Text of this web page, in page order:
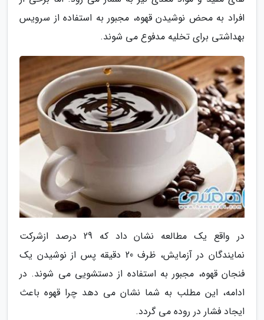
افراد به محض نوشیدن قهوه، مجبور به استفاده از سرویس
بهداشتی برای تخلیه مدفوع می شوند.
در واقع یک مطالعه نشان داد که 29 درصد ازشرکت
نمایندگان در آزمایش، ظرف 20 دقیقه پس از نوشیدن یک
فنجان قهوه، مجبور به استفاده از دستشویی می شوند. در
ادامه، این مطلب به شما نشان می دهد چرا قهوه باعث
ایجاد فشار در روده می گردد.